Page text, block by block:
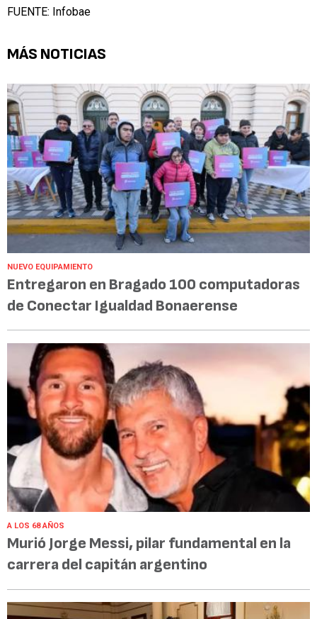
FUENTE: Infobae
MÁS NOTICIAS
NUEVO EQUIPAMIENTO
Entregaron en Bragado 100 computadoras
de Conectar Igualdad Bonaerense
A LOS 68 AÑOS
Murió Jorge Messi, pilar fundamental en la
carrera del capitán argentino